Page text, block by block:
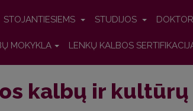
STOJANTIESIEMS STUDIJOS
MOKYKLA LENKŲ KALBOS
kalbų ir